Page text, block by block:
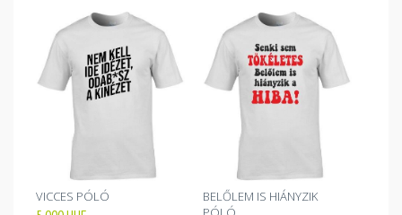
VICCES PÓLÓ
BELŐLEM IS HIÁNYZIK